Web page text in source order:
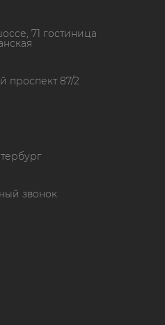
71 гостиница
проспект 87/2
звонок